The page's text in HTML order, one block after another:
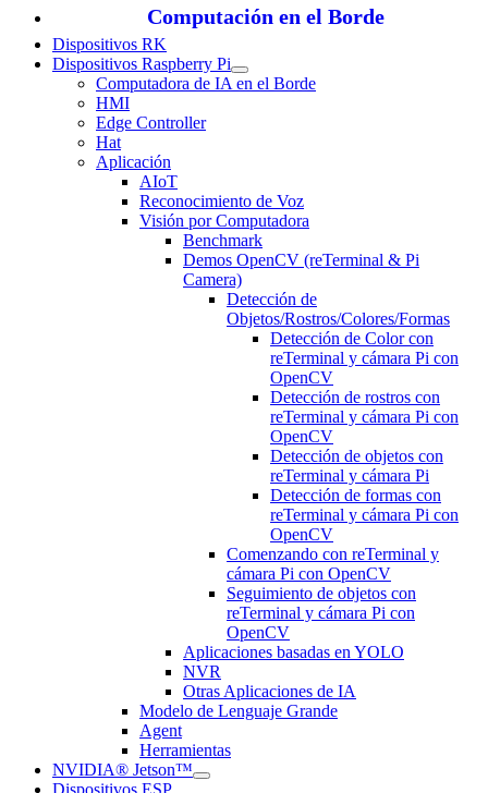
Computación en el Borde
Dispositivos RK
Dispositivos Raspberry Pi
Computadora de IA en el Borde
HMI
Edge Controller
Hat
Aplicación
AIoT
Reconocimiento de Voz
Visión por Computadora
Benchmark
Demos OpenCV (reTerminal & Pi
Camera)
Detección de
Objetos/Rostros/Colores/Formas
Detección de Color con
reTerminal y cámara Pi con
OpenCV
Detección de rostros con
reTerminal y cámara Pi con
OpenCV
Detección de objetos con
reTerminal y cámara Pi
Detección de formas con
reTerminal y cámara Pi con
OpenCV
Comenzando con reTerminal y
cámara Pi con OpenCV
Seguimiento de objetos con
reTerminal y cámara Pi con
OpenCV
Aplicaciones basadas en YOLO
NVR
Otras Aplicaciones de IA
Modelo de Lenguaje Grande
Agent
Herramientas
NVIDIA® Jetson™